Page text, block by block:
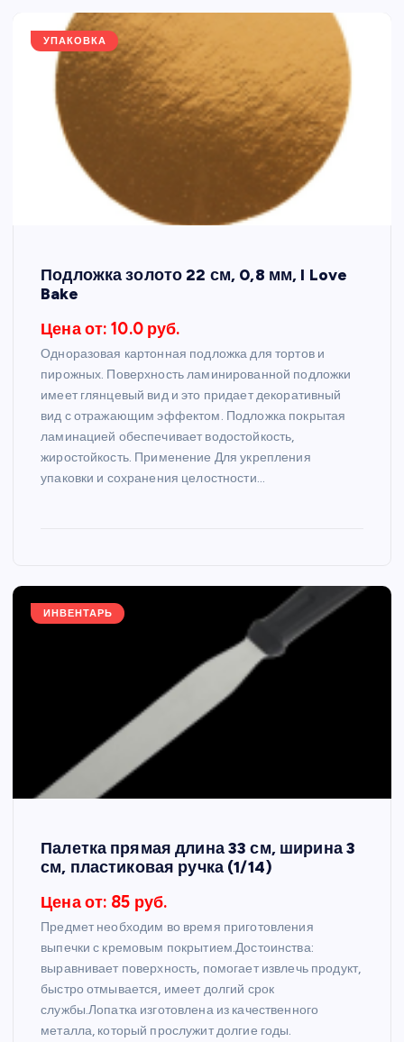
УПАКОВКА
Подложка золото 22 см, 0,8 мм, I Love
Bake
Цена от: 10.0 руб.
Одноразовая картонная подложка для тортов и
пирожных. Поверхность ламинированной подложки
имеет глянцевый вид и это придает декоративный
вид с отражающим эффектом. Подложка покрытая
ламинацией обеспечивает водостойкость,
жиростойкость. Применение Для укрепления
упаковки и сохранения целостности…
ИНВЕНТАРЬ
Палетка прямая длина 33 см, ширина 3
см, пластиковая ручка (1/14)
Цена от: 85 руб.
Предмет необходим во время приготовления
выпечки с кремовым покрытием.Достоинства:
выравнивает поверхность, помогает извлечь продукт,
быстро отмывается, имеет долгий срок
службы.Лопатка изготовлена из качественного
металла, который прослужит долгие годы.